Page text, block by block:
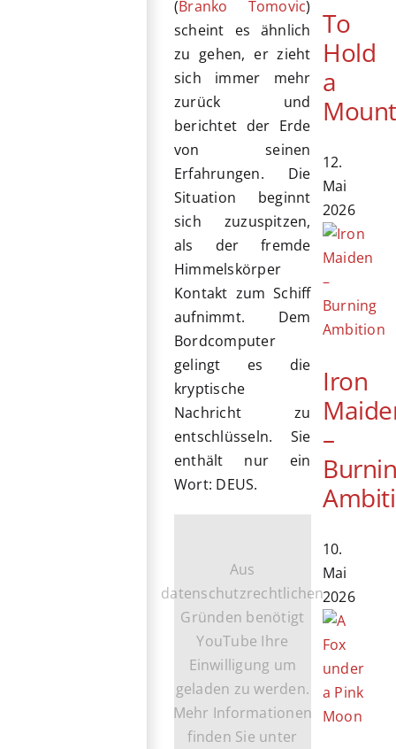
(Branko Tomovic)
scheint es ähnlich
zu gehen, er zieht
sich immer mehr
zurück und
berichtet der Erde
von seinen
Erfahrungen. Die
Situation beginnt
sich zuzuspitzen,
als der fremde
Himmelskörper
Kontakt zum Schiff
aufnimmt. Dem
Bordcomputer
gelingt es die
kryptische
Nachricht zu
entschlüsseln. Sie
enthält nur ein
Wort: DEUS.
Aus
datenschutzrechtlichen
Gründen benötigt
YouTube Ihre
Einwilligung um
geladen zu werden.
Mehr Informationen
finden Sie unter
To
Hold
a
12.
Mai
2026
Iron
–
10.
Mai
2026